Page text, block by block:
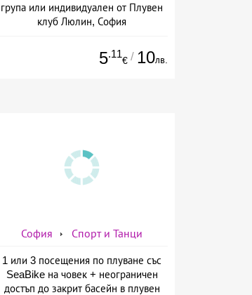
група или индивидуален от Плувен
клуб Люлин, София
5.11
€ / 10лв.
София Спорт и Танци
1 или 3 посещения по плуване със
SeaBike на човек + неограничен
достъп до закрит басейн в плувен